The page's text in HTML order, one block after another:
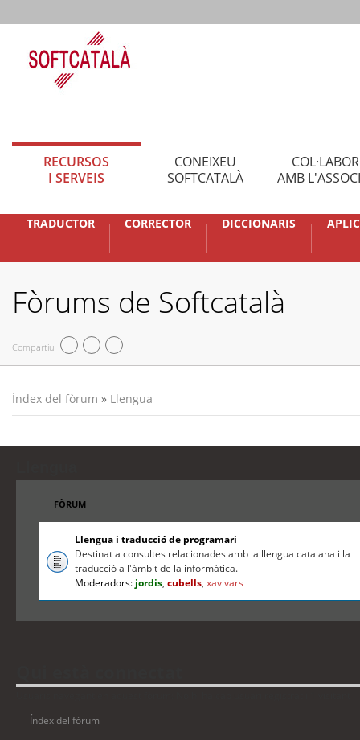
RECURSOS
I SERVEIS
CONEIXEU
SOFTCATALÀ
AMB
TRADUCTOR CORRECTOR DICCIONARIS
Fòrums de Softcatalà
Compartiu
Índex del fòrum » Llengua
FÒRUM
Llengua i traducció de programari
Destinat a consultes relacionades amb la llengua catalana i la
traducció a l'àmbit de la informàtica.
Moderadors: jordis,cubells,xavivars
Índex del fòrum